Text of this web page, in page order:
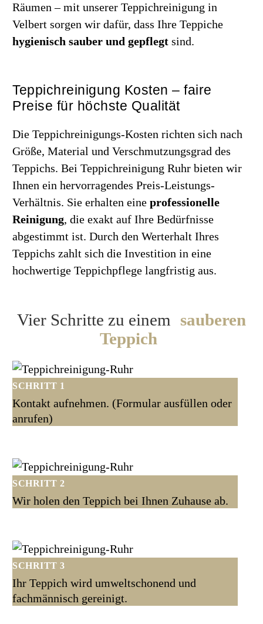
Räumen – mit unserer Teppichreinigung in
Velbert sorgen wir dafür, dass Ihre Teppiche
hygienisch sauber und gepflegt sind.
Teppichreinigung Kosten – faire
Preise für höchste Qualität
Die Teppichreinigungs-Kosten richten sich nach
Größe, Material und Verschmutzungsgrad des
Teppichs. Bei Teppichreinigung Ruhr bieten wir
Ihnen ein hervorragendes Preis-Leistungs-
Verhältnis. Sie erhalten eine professionelle
Reinigung, die exakt auf Ihre Bedürfnisse
abgestimmt ist. Durch den Werterhalt Ihres
Teppichs zahlt sich die Investition in eine
hochwertige Teppichpflege langfristig aus.
Vier Schritte zu einem sauberen
Teppich
SCHRITT 1
Kontakt aufnehmen. (Formular ausfüllen oder
anrufen)
SCHRITT 2
Wir holen den Teppich bei Ihnen Zuhause ab.
SCHRITT 3
Ihr Teppich wird umweltschonend und
fachmännisch gereinigt.